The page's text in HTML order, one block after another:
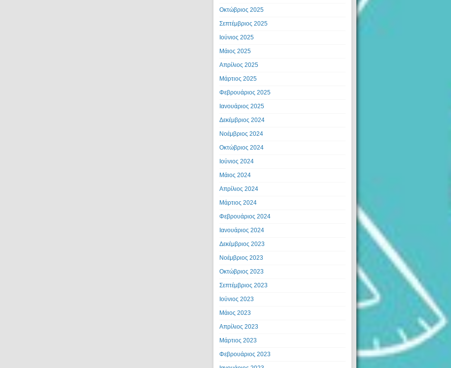
Οκτώβριος 2025
Σεπτέμβριος 2025
Ιούνιος 2025
Μάιος 2025
Απρίλιος 2025
Μάρτιος 2025
Φεβρουάριος 2025
Ιανουάριος 2025
Δεκέμβριος 2024
Νοέμβριος 2024
Οκτώβριος 2024
Ιούνιος 2024
Μάιος 2024
Απρίλιος 2024
Μάρτιος 2024
Φεβρουάριος 2024
Ιανουάριος 2024
Δεκέμβριος 2023
Νοέμβριος 2023
Οκτώβριος 2023
Σεπτέμβριος 2023
Ιούνιος 2023
Μάιος 2023
Απρίλιος 2023
Μάρτιος 2023
Φεβρουάριος 2023